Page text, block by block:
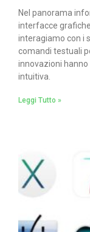
Nel panorama
interfacce
interagiamo con i
comandi testuali
innovazioni
intuitiva.
Leggi Tutto »